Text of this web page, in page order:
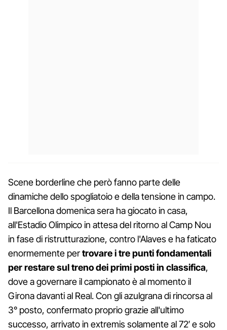
Scene borderline che però fanno parte delle
dinamiche dello spogliatoio e della tensione in campo.
Il Barcellona domenica sera ha giocato in casa,
all'Estadio Olimpico in attesa del ritorno al Camp Nou
in fase di ristrutturazione, contro l'Alaves e ha faticato
enormemente pertrovare i tre punti fondamentali
per restare sul treno dei primi posti in classifica,
dove a governare il campionato è al momento il
Girona davanti al Real. Con gli azulgrana di rincorsa al
3° posto, confermato proprio grazie all'ultimo
successo, arrivato in extremis solamente al 72′ e solo